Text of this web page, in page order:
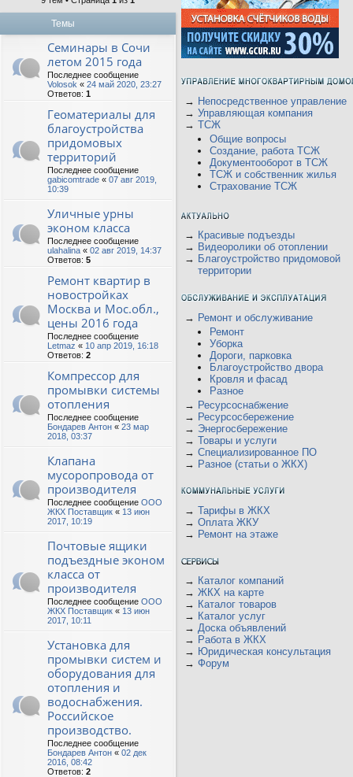
Темы
Семинары в Сочи
летом 2015 года
Последнее сообщение
Volosok « 24 май 2020, 23:27
Ответов: 1
Геоматериалы для
благоустройства
придомовых
территорий
Последнее сообщение
gabicomtrade « 07 авг 2019,
10:39
Уличные урны
эконом класса
Последнее сообщение
ulahalina « 02 авг 2019, 14:37
Ответов: 5
Ремонт квартир в
новостройках
Москва и Мос.обл.,
цены 2016 года
Последнее сообщение
Letmaz « 10 апр 2019, 16:18
Ответов: 2
Компрессор для
промывки системы
отопления
Последнее сообщение
Бондарев Антон « 23 мар
2018, 03:37
Клапана
мусоропровода от
производителя
Последнее сообщение ООО
ЖКХ Поставщик « 13 июн
2017, 10:19
Почтовые ящики
подъездные эконом
класса от
производителя
Последнее сообщение ООО
ЖКХ Поставщик « 13 июн
2017, 10:11
Установка для
промывки систем и
оборудования для
отопления и
водоснабжения.
Российское
производство.
Последнее сообщение
Бондарев Антон « 02 дек
2016, 08:42
Ответов: 2
→ Непосредственное управление
→ Управляющая компания
→ ТСЖ
Общие вопросы
Создание, работа ТСЖ
Документооборот в ТСЖ
ТСЖ и собственник жилья
Страхование ТСЖ
→ Красивые подъезды
→ Видеоролики об отоплении
→ Благоустройство придомовой
территории
→ Ремонт и обслуживание
Ремонт
Уборка
Дороги, парковка
Благоустройство двора
Кровля и фасад
Разное
→ Ресурсоснабжение
→ Ресурсосбережение
→ Энергосбережение
→ Товары и услуги
→ Специализированное ПО
→ Разное (статьи о ЖКХ)
→ Тарифы в ЖКХ
→ Оплата ЖКУ
→ Ремонт на этаже
→ Каталог компаний
→ ЖКХ на карте
→ Каталог товаров
→ Каталог услуг
→ Доска объявлений
→ Работа в ЖКХ
→ Юридическая консультация
→ Форум